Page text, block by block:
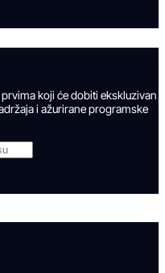
koji će dobiti ekskluzivan
i ažurirane programske